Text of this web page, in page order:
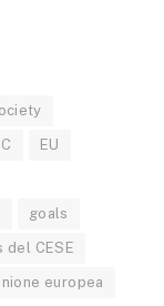
EU
goals
del CESE
europea